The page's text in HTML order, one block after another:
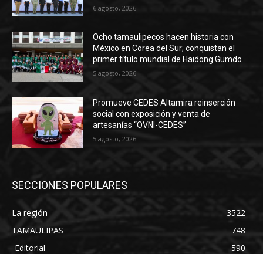
6 agosto, 2026
Ocho tamaulipecos hacen historia con
México en Corea del Sur; conquistan el
primer título mundial de Haidong Gumdo
5 agosto, 2026
Promueve CEDES Altamira reinserción
social con exposición y venta de
artesanías “OVNI-CEDES”
5 agosto, 2026
SECCIONES POPULARES
La región
3522
TAMAULIPAS
748
-Editorial-
590